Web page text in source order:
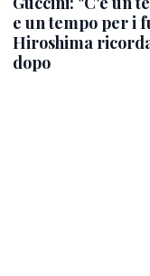
e un tempo per i
Hiroshima
dopo